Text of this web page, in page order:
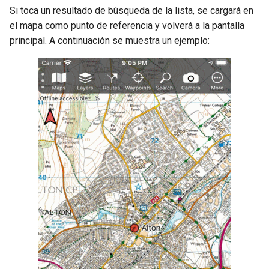
Si toca un resultado de búsqueda de la lista, se cargará en
el mapa como punto de referencia y volverá a la pantalla
principal. A continuación se muestra un ejemplo: